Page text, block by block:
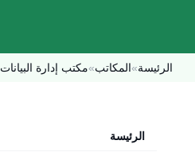
الرئيسة»المكاتب»مكتب إدارة البيانات
الرئيسة